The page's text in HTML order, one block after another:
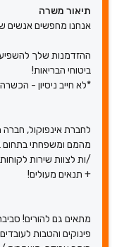
תיאור משרה
אנחנו מחפשים אנשים
ההזדמנות שלך
ביטוחי הבריאות!
*לא חייב ניסיון -
לחברת אינפוקול,
מהמם ומשפחתי בתחום
/ות לצוות שירות
+ תנאים מעולים!
מתאים גם להורים!
פינוקים והטבות